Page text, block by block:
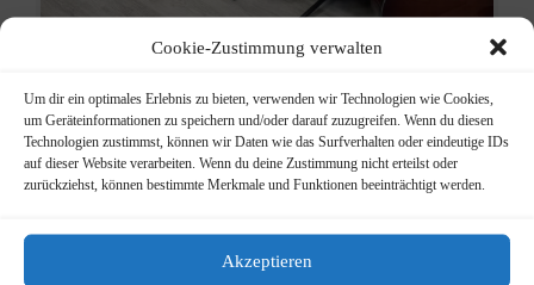
Cookie-Zustimmung verwalten
Um dir ein optimales Erlebnis zu bieten, verwenden wir Technologien wie Cookies,
um Geräteinformationen zu speichern und/oder darauf zuzugreifen. Wenn du diesen
Technologien zustimmst, können wir Daten wie das Surfverhalten oder eindeutige IDs
auf dieser Website verarbeiten. Wenn du deine Zustimmung nicht erteilst oder
zurückziehst, können bestimmte Merkmale und Funktionen beeinträchtigt werden.
Akzeptieren
Sigma
Acoustic
Guitars